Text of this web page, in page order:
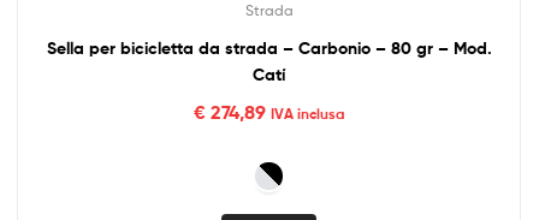
Strada
Sella per bicicletta da strada – Carbonio – 80 gr – Mod.
Catí
€274,89 IVA inclusa